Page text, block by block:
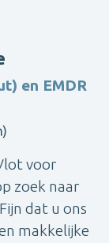
en EMDR
voor
zoek naar
dat u ons
makkelijke